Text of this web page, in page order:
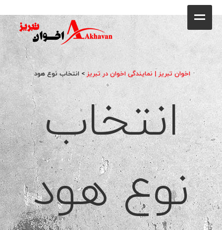
فروشگاه
محصولات
جشنواره فروش ویژه
کاتالوگ
گالری
وبلاگ
تماس با ما
اخوان تبریز | نمایندگی اخوان در تبریز> انتخاب نوع هود
انتخاب
نوع هود